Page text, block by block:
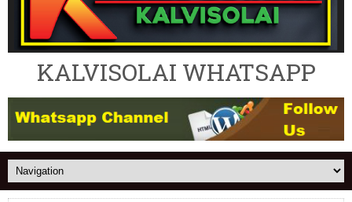
KALVISOLAI WHATSAPP